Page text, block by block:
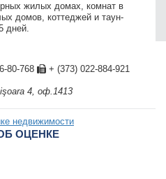
жилых домах, комнат в
домов, коттеджей и таун-
дней.
80-768
+ (373) 022-884-921
4, оф.1413
ОЦЕНКЕ